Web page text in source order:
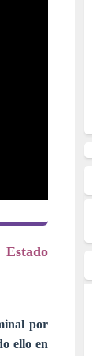
por
ello en